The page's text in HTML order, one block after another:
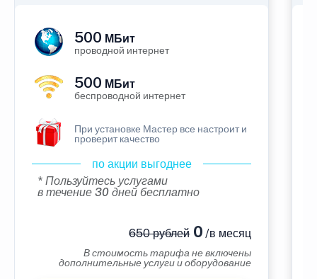
500 МБит
проводной интернет
500 МБит
беспроводной интернет
При установке Мастер все настроит и
проверит качество
по акции выгоднее
* Пользуйтесь услугами
в течение 30 дней бесплатно
650 рублей0 /в месяц
В стоимость тарифа не включены
дополнительные услуги и оборудование